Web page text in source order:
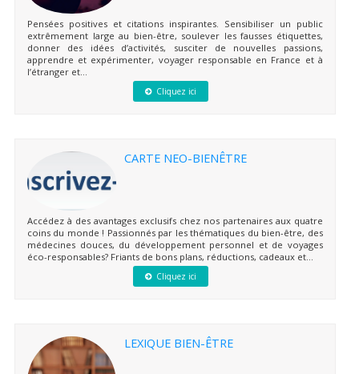
Pensées positives et citations inspirantes. Sensibiliser un public
extrêmement large au bien-être, soulever les fausses étiquettes,
donner des idées d’activités, susciter de nouvelles passions,
apprendre et expérimenter, voyager responsable en France et à
l’étranger et...
Cliquez ici
CARTE NEO-BIENÊTRE
Accédez à des avantages exclusifs chez nos partenaires aux quatre
coins du monde ! Passionnés par les thématiques du bien-être, des
médecines douces, du développement personnel et de voyages
éco-responsables? Friants de bons plans, réductions, cadeaux et...
Cliquez ici
LEXIQUE BIEN-ÊTRE